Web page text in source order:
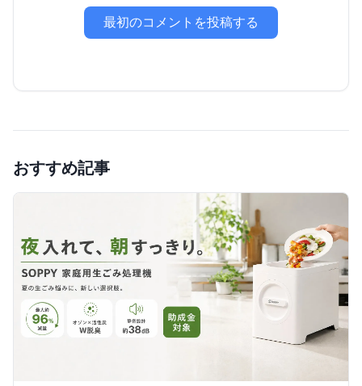
最初のコメントを投稿する
おすすめ記事